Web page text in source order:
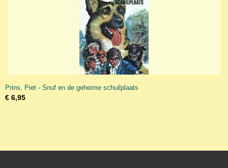
Prins, Piet - Snuf en de geheime schuilplaats
€ 6,95